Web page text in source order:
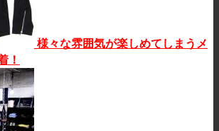
様々な雰囲気が楽しめてしまうメ
！